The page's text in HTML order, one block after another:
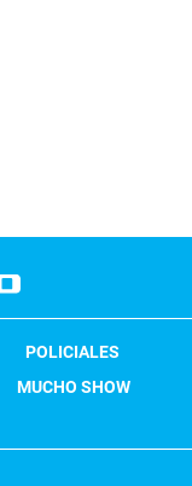
POLICIALES
MUCHO SHOW